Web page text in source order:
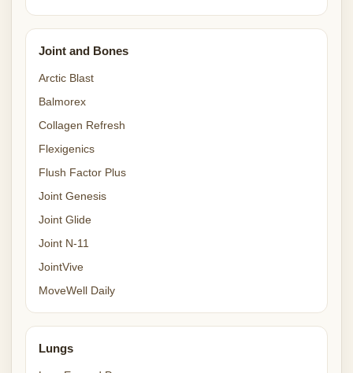
Joint and Bones
Arctic Blast
Balmorex
Collagen Refresh
Flexigenics
Flush Factor Plus
Joint Genesis
Joint Glide
Joint N-11
JointVive
MoveWell Daily
Lungs